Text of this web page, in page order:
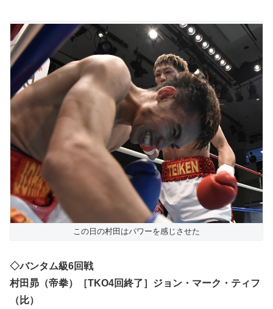
この日の村田はパワーを感じさせた
◇バンタム級6回戦
村田昴（帝拳）［TKO4回終了］ジョン・マーク・ティフ
（比）